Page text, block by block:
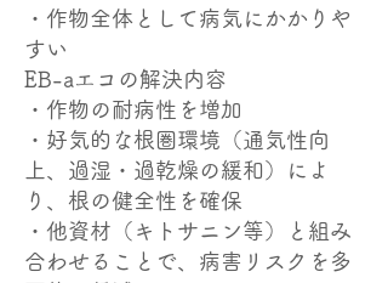
・作物全体として病気にかかりや
すい
EB-aエコの解決内容
・作物の耐病性を増加
・好気的な根圏環境（通気性向
上、過湿・過乾燥の緩和）によ
り、根の健全性を確保
・他資材（キトサニン等）と組み
合わせることで、病害リスクを多